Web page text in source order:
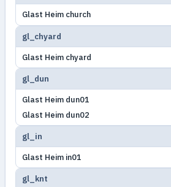
Glast Heim church
gl_chyard
Glast Heim chyard
gl_dun
Glast Heim dun01
Glast Heim dun02
gl_in
Glast Heim in01
gl_knt